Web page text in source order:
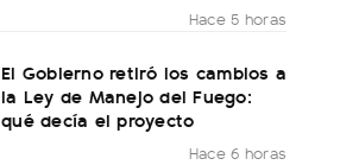
Hace 5 horas
El Gobierno retiró los cambios a
la Ley de Manejo del Fuego:
qué decía el proyecto
Hace 6 horas